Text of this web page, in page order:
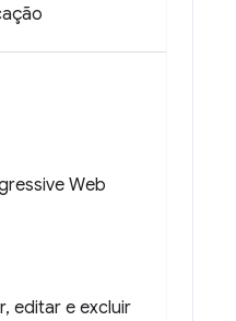
Web
, editar e excluir